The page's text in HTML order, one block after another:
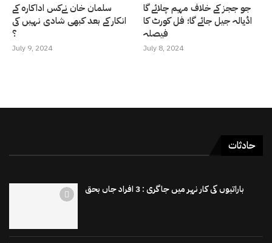
سلمان خان نےکس اداکارہ کے
انکار کے بعد کبھی شادی نہیں کی
؟
July 9, 2024
جو ججز کے خلاف مہم چلائے گا
اڈیالہ جیل جائے گا؛ فل کورٹ کا
فیصلہ
July 8, 2024
حادثات
باراتیوں کی کار نہر میں جاگری : 3 افراد جاں بحق